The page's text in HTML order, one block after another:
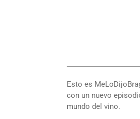
Esto es
con un nuevo
mundo del vino.